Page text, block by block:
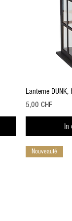
Lanterne DUNK,
Preis
5,00 CHF
In
Nouveauté